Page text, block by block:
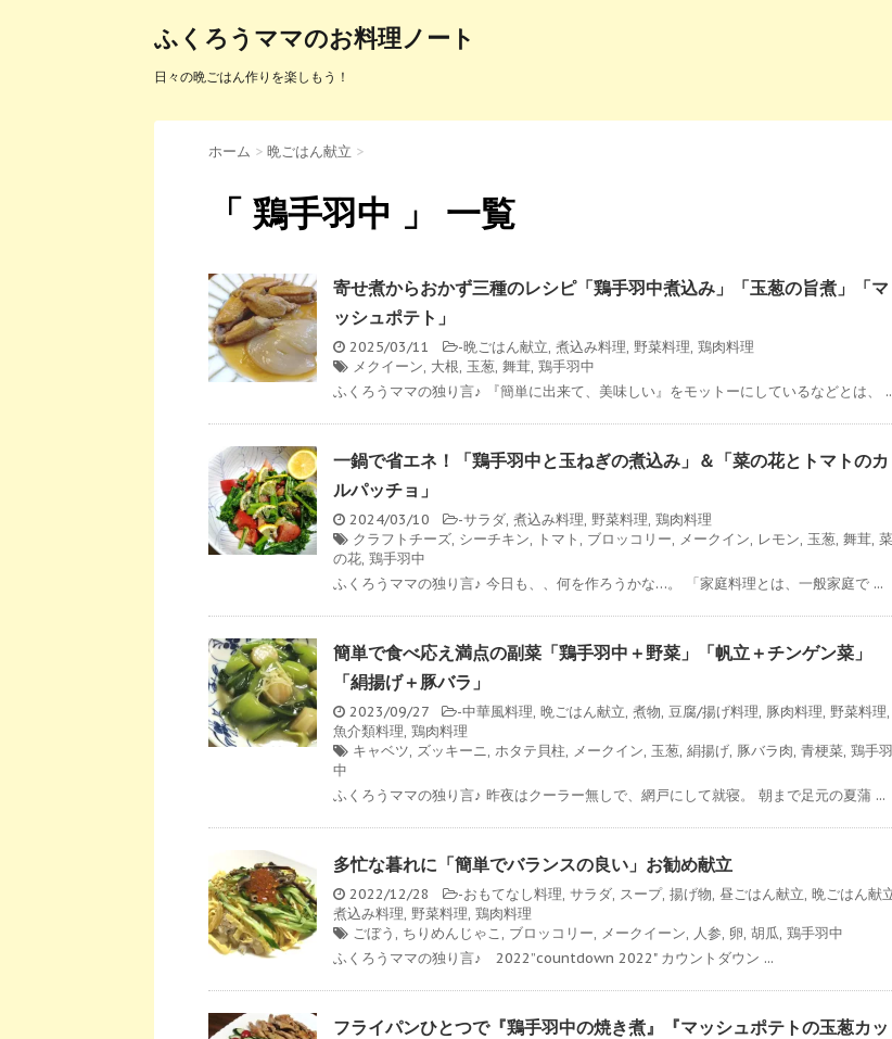
ふくろうママのお料理ノート
日々の晩ごはん作りを楽しもう！
ホーム > 晩ごはん献立 >
「 鶏手羽中 」 一覧
寄せ煮からおかず三種のレシピ「鶏手羽中煮込み」「玉葱の旨煮」「マ
ッシュポテト」
2025/03/11 -晩ごはん献立, 煮込み料理, 野菜料理, 鶏肉料理
メクイーン, 大根, 玉葱, 舞茸, 鶏手羽中
ふくろうママの独り言♪ 『簡単に出来て、美味しい』をモットーにしているなどとは、
一鍋で省エネ！「鶏手羽中と玉ねぎの煮込み」＆「菜の花とトマトのカ
ルパッチョ」
2024/03/10 -サラダ, 煮込み料理, 野菜料理, 鶏肉料理
クラフトチーズ, シーチキン, トマト , ブロッコリー, メークイン, レモン, 玉葱, 舞茸, 菜
の花, 鶏手羽中
ふくろうママの独り言♪ 今日も、、何を作ろうかな…。 「家庭料理とは、一般家庭で ...
簡単で食べ応え満点の副菜「鶏手羽中＋野菜」「帆立＋チンゲン菜」
「絹揚げ＋豚バラ」
2023/09/27 -中華風料理, 晩ごはん献立, 煮物, 豆腐/揚げ料理, 豚肉料理, 野菜料理,
魚介類料理, 鶏肉料理
キャベツ, ズッキーニ, ホタテ貝柱, メークイン, 玉葱, 絹揚げ, 豚バラ肉, 青梗菜, 鶏手羽
中
ふくろうママの独り言♪ 昨夜はクーラー無しで、網戸にして就寝。 朝まで足元の夏蒲 ...
多忙な暮れに「簡単でバランスの良い」お勧め献立
2022/12/28 -おもてなし料理, サラダ, スープ, 揚げ物, 昼ごはん献立, 晩ごはん献
煮込み料理, 野菜料理, 鶏肉料理
ごぼう , ちりめんじゃこ , ブロッコリー, メークイーン, 人参, 卵, 胡瓜, 鶏手羽中
ふくろうママの独り言♪ 2022”countdown 2022" カウントダウン ...
フライパンひとつで『鶏手羽中の焼き煮』『マッシュポテトの玉葱カッ